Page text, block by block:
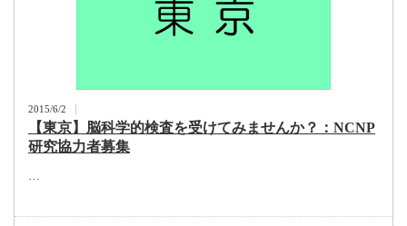
2015/6/2
【東京】脳科学的検査を受けてみませんか？：NCNP
研究協力者募集
…